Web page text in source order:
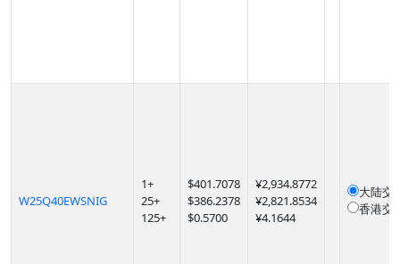
W25Q40EWSNIG
1+
25+
125+
$401.7078
$386.2378
$0.5700
¥2,934.8772
¥2,821.8534
¥4.1644
大陆交
香港交